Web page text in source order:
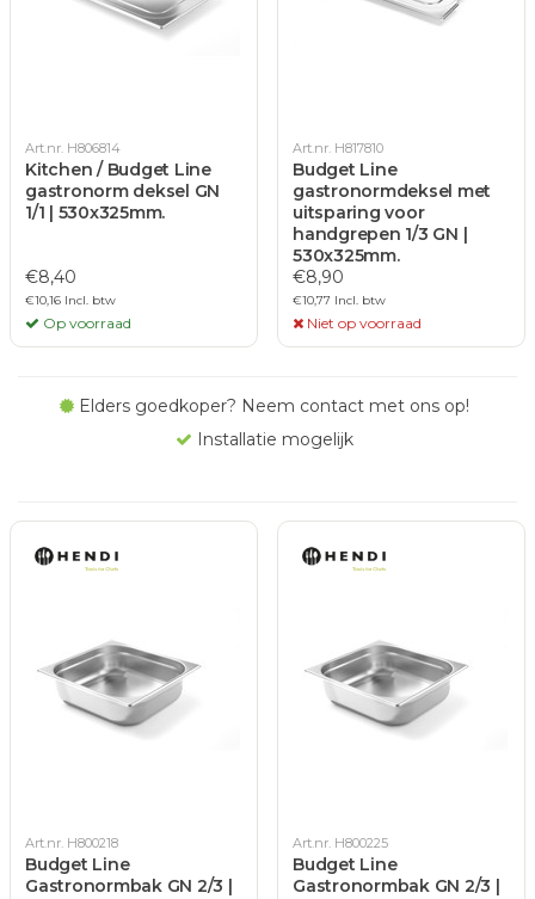
Art.nr. H806814
Kitchen / Budget Line
gastronorm deksel GN
1/1 | 530x325mm.
€8,40
€10,16 Incl. btw
Op voorraad
Art.nr. H817810
Budget Line
gastronormdeksel met
uitsparing voor
handgrepen 1/3 GN |
530x325mm.
€8,90
€10,77 Incl. btw
Niet op voorraad
Elders goedkoper? Neem contact met ons op!
Installatie mogelijk
Art.nr. H800218
Budget Line
Gastronormbak GN 2/3 |
Art.nr. H800225
Budget Line
Gastronormbak GN 2/3 |